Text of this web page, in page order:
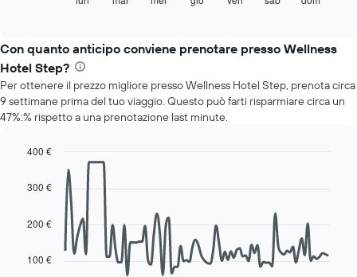
Il
grafico
ha
1
asse
indicare
prezzo
di
una
il
prezzo
medio
di
una
camera
ogni
della
settimana
grafico
Con quanto anticipo conviene prenotare presso Wellness
Hotel Step?
Per ottenere il prezzo migliore presso Wellness Hotel Step, prenota circa
9 settimane prima del tuo viaggio. Questo può farti risparmiare circa un
47%:% rispetto a una prenotazione last minute.
with
data
points.
100 €
200 €
300 €
400 €